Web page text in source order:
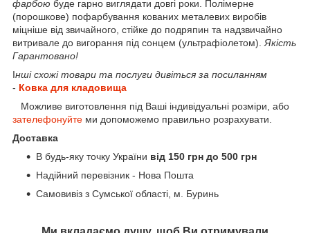
фарбою буде гарно виглядати довгі роки. Полімерне
(порошкове) пофарбування кованих металевих виробів
міцніше від звичайного, стійке до подряпин та надзвичайно
витривале до вигорання під сонцем (ультрафіолетом). Якість
Гарантовано!
Інші схожі товари та послуги дивіться за посиланням
- Ковка для кладовища
Можливе виготовлення під Ваші індивідуальні розміри, або
зателефонуйте ми допоможемо правильно розрахувати.
Доставка
В будь-яку точку України від 150 грн до 500 грн
Надійний перевізник - Нова Пошта
Самовивіз з Сумської області, м. Буринь